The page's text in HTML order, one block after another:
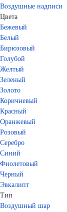
Воздушные надписи
Цвета
Бежевый
Белый
Бирюзовый
Голубой
Желтый
Зеленый
Золото
Коричневый
Красный
Оранжевый
Розовый
Серебро
Синий
Фиолетовый
Черный
Эвкалипт
Тип
Воздушный шар